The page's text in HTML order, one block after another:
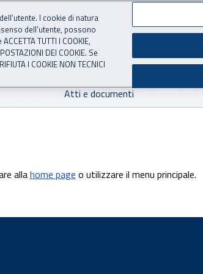
Atti e documenti
allahome page o utilizzare il menu principale.
I cookie di natura
dell’utente, possono
TUTTI I COOKIE,
DEI COOKIE. Se
I COOKIE NON TECNICI